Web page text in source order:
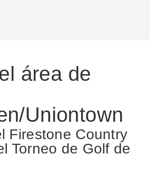
área de
Uniontown
Firestone Country
Torneo de Golf de